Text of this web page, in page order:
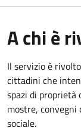
A chi è
Il servizio è
cittadini che
spazi di proprietà
mostre,
sociale.